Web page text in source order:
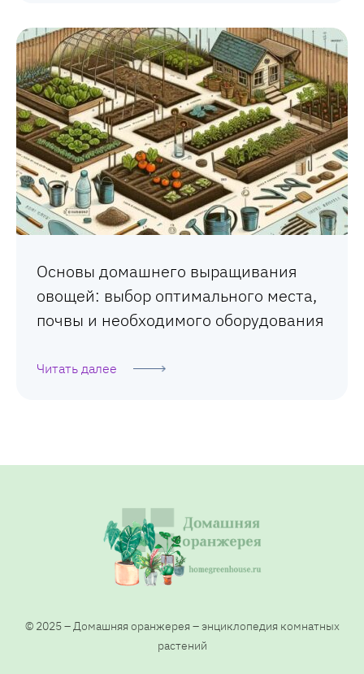
Основы домашнего выращивания
овощей: выбор оптимального места,
почвы и необходимого оборудования
Читать далее
© 2025 – Домашняя оранжерея – энциклопедия комнатных
растений